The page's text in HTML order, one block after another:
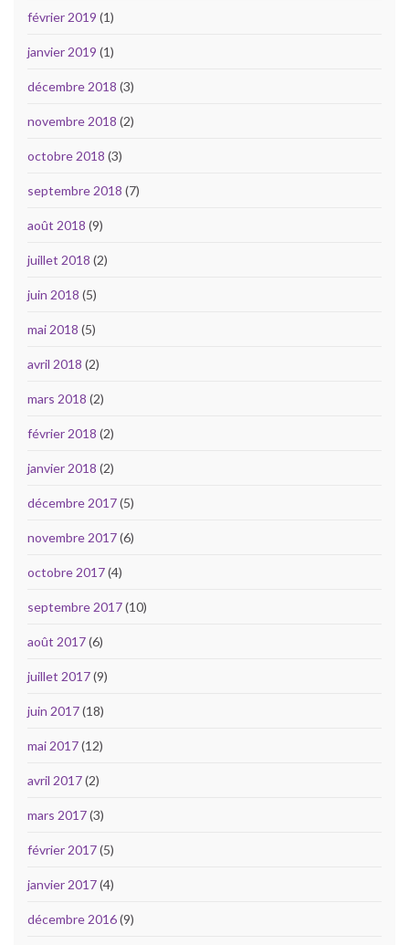
février 2019 (1)
janvier 2019 (1)
décembre 2018 (3)
novembre 2018 (2)
octobre 2018 (3)
septembre 2018 (7)
août 2018 (9)
juillet 2018 (2)
juin 2018 (5)
mai 2018 (5)
avril 2018 (2)
mars 2018 (2)
février 2018 (2)
janvier 2018 (2)
décembre 2017(5)
novembre 2017(6)
octobre 2017(4)
septembre 2017(10)
août 2017(6)
juillet 2017(9)
juin 2017(18)
mai 2017(12)
avril 2017(2)
mars 2017(3)
février 2017(5)
janvier 2017(4)
décembre 2016(9)